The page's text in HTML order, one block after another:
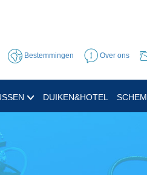
Bestemmingen Over ons
DUIKEN&HOTEL